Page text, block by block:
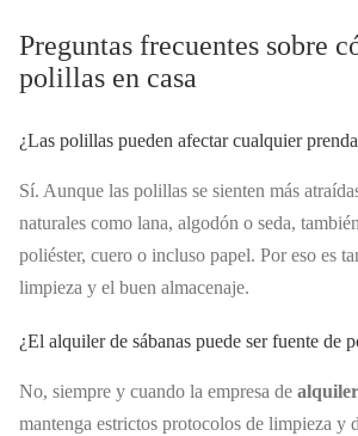
Preguntas frecuentes sobre
polillas en casa
¿Las polillas pueden afectar cualquier
Sí. Aunque las polillas se sienten más
naturales como lana, algodón o seda,
poliéster, cuero o incluso papel. Por eso es
limpieza y el buen almacenaje.
¿El alquiler de sábanas puede ser fuente de
No, siempre y cuando la empresa de
mantenga estrictos protocolos de limpieza y